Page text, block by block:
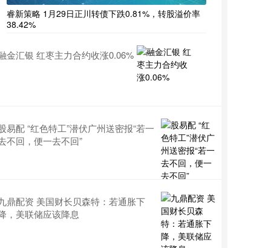
睿新策略 1月29日正川转债下跌0.81%，转股溢价率
38.42%
金汇银 红枣主力合约收涨0.06%
易配 “红色特工”潜伏广州送密报“若一
不回，便一去不回”
鼎配资 美国财长贝森特：若通胀下
，美联储应该降息